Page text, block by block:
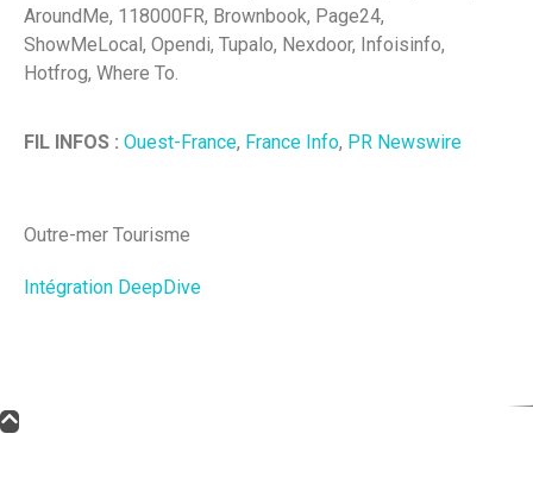
AroundMe, 118000FR, Brownbook, Page24,
ShowMeLocal, Opendi, Tupalo, Nexdoor, Infoisinfo,
Hotfrog, Where To.
FIL INFOS : Ouest-France, France Info, PR Newswire
Outre-mer Tourisme
Intégration DeepDive